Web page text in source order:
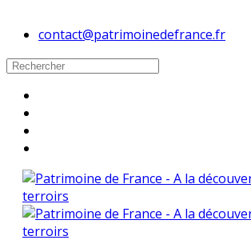
contact@patrimoinedefrance.fr